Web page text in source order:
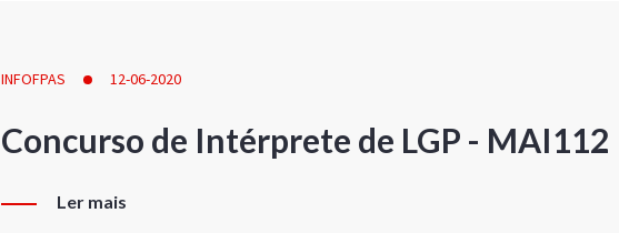
INFOFPAS 12-06-2020
Concurso de Intérprete de LGP - MAI112
Ler mais